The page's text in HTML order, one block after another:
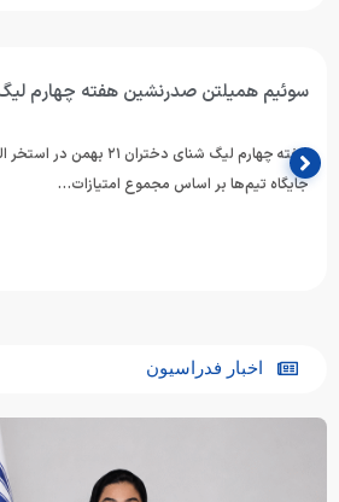
اردوی تیم ملی شنای دختران در اصفهان
آغاز شد.
اخبار فدراسیون